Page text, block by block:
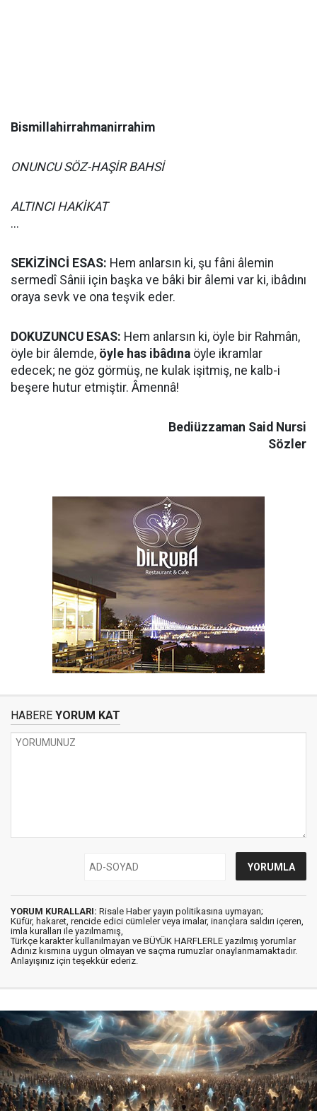
Bismillahirrahmanirrahim
ONUNCU SÖZ-HAŞİR BAHSİ
ALTINCI HAKİKAT
...
SEKİZİNCİ ESAS: Hem anlarsın ki, şu fâni âlemin
sermedî Sânii için başka ve bâki bir âlemi var ki, ibâdını
oraya sevk ve ona teşvik eder.
DOKUZUNCU ESAS: Hem anlarsın ki, öyle bir Rahmân,
öyle bir âlemde, öyle has ibâdına öyle ikramlar
edecek; ne göz görmüş, ne kulak işitmiş, ne kalb-i
beşere hutur etmiştir. Âmennâ!
Bediüzzaman Said Nursi
Sözler
HABERE YORUM KAT
YORUM KURALLARI: Risale Haber yayın politikasına uymayan;
Küfür, hakaret, rencide edici cümleler veya imalar, inançlara saldırı içeren,
imla kuralları ile yazılmamış,
Türkçe karakter kullanılmayan ve BÜYÜK HARFLERLE yazılmış yorumlar
Adınız kısmına uygun olmayan ve saçma rumuzlar onaylanmamaktadır.
Anlayışınız için teşekkür ederiz.